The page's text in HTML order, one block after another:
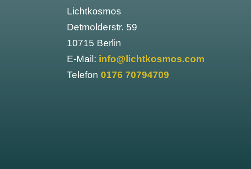
Lichtkosmos
Detmolderstr. 59
10715 Berlin
E-Mail: info@lichtkosmos.com
Telefon0176 70794709